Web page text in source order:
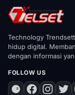
Technology
hidup digital.
dengan informasi
FOLLOW US